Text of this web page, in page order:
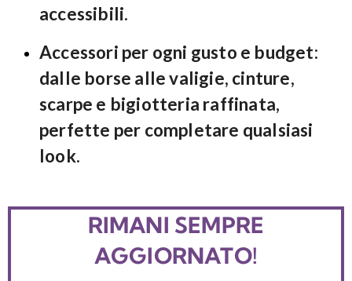
accessibili.
Accessori per ogni gusto e budget:
dalle borse alle valigie, cinture,
scarpe e bigiotteria raffinata,
perfette per completare qualsiasi
look.
RIMANI SEMPRE
AGGIORNATO!